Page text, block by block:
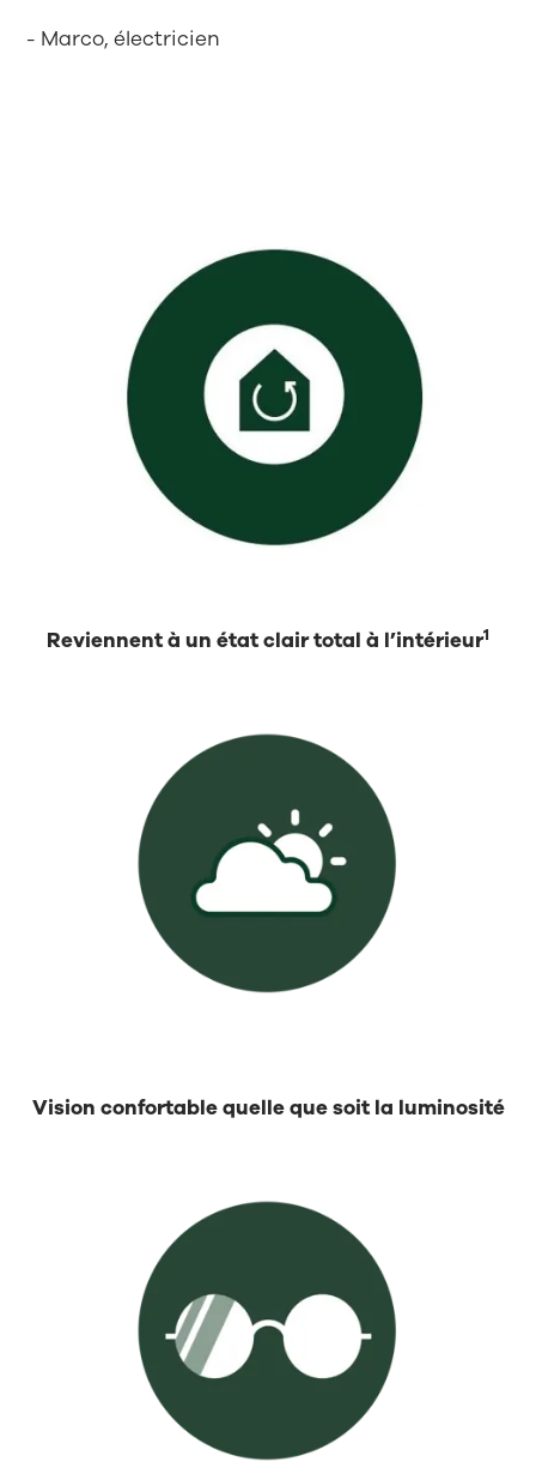
- Marco, électricien
Reviennent à un état clair total à l’intérieur1
Vision confortable quelle que soit la luminosité